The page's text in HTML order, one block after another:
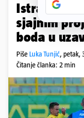
Istra 1961 -
sjajnim
boda u
Piše Luka Tunjić, petak,
Čitanje članka: 2 min